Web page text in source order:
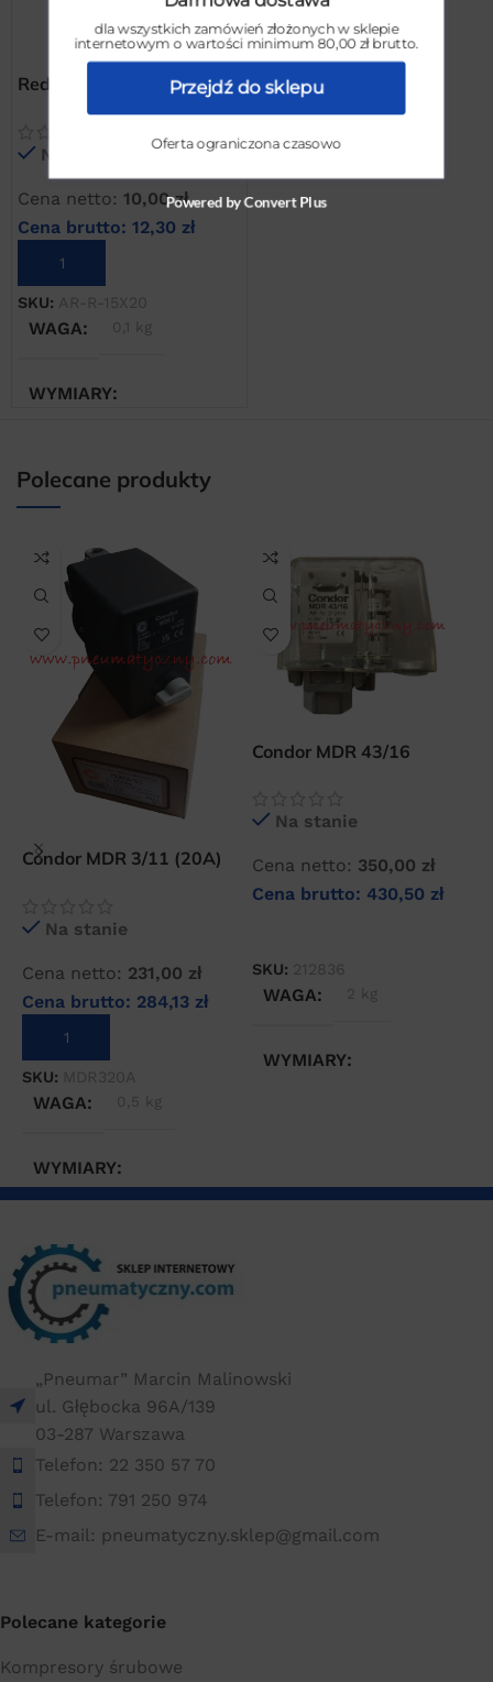
Redukcja mosiężna 1/2″ Z
x 3/4″ W
Na stanie
Cena netto: 10,00zł
Cena brutto: 12,30 zł
DODAJ DO KOSZYKA
SKU: AR-R-15X20
WAGA 0,1 kg
WYMIARY
Polecane produkty
Condor MDR 3/11 (20A)
Na stanie
Cena netto: 231,00 zł
Cena brutto: 284,13 zł
DODAJ DO KOSZYKA
SKU: MDR320A
WAGA 0,5 kg
WYMIARY
Condor MDR 43/16
Na stanie
Cena netto: 350,00 zł
Cena brutto: 430,50 zł
SKU: 212836
WAGA 2 kg
WYMIARY
„Pneumar” Marcin Malinowski
ul. Głębocka 96A/139
03-287 Warszawa
Telefon: 22 350 57 70
Telefon: 791 250 974
E-mail: pneumatyczny.sklep@gmail.com
Polecane kategorie
Kompresory śrubowe
dla wszystkich zamówień złożonych w sklepie
internetowym o wartości minimum 80,00 zł brutto.
Przejdź do sklepu
Oferta ograniczona czasowo
Powered by Convert Plus